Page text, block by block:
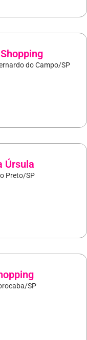
do Campo/SP
Úrsula
Preto/SP
SP